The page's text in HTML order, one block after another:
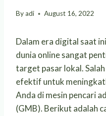
Byadi August 16, 2022
Dalam era digital saat
dunia online sangat
target pasar lokal.
efektif untuk
Anda di mesin pencari
(GMB). Berikut adalah